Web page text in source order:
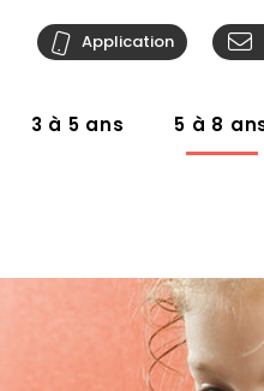
3 à 5 ans 5 à 8
Application